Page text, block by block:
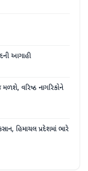
આગાહી
વરિષ્ઠ નાગરિકોને
હિમાચલ પ્રદેશમાં ભારે